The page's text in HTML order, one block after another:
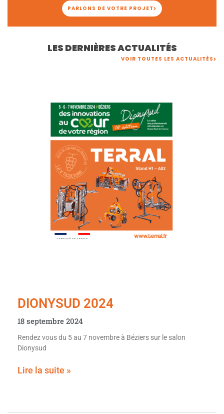
PARLONS DE VOTRE PROJET
LES DERNIÈRES ACTUALITÉS
VOIR TOUTES LES ACTUALITÉS
DIONYSUD 2024
18 septembre 2024
Rendez vous du 5 au 7 novembre à Béziers sur le salon
Dionysud
Lire la suite »